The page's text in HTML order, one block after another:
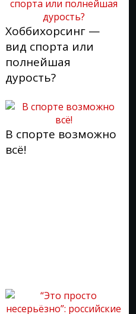
Хоббихорсинг —
вид спорта или
полнейшая
дурость?
В спорте возможно
всё!